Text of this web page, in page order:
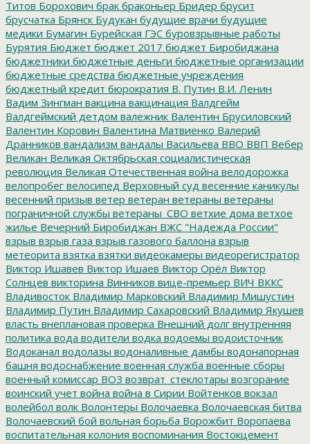
Титов Борохович брак браконьер Бридер брусит
брусчатка Брянск Будукан будущие врачи будущие
медики Бумагин Бурейская ГЭС буровзрывные работы
Бурятия Бюджет бюджет 2017 бюджет Биробиджана
бюджетники бюджетные деньги бюджетные организации
бюджетные средства бюджетные учреждения
бюджетный кредит бюрократия В. Путин В.И. Ленин
Вадим Зингман вакцина вакцинация Валдгейм
Валдгеймский детдом валежник Валентин Брусиловский
Валентин Коровин Валентина Матвиенко Валерий
Дранников вандализм вандалы Васильева ВВО ВВП Вебер
Великан Великая Октябрьская социалистическая
революция Великая Отечественная война велодорожка
велопробег велосипед Верховный суд весенние каникулы
весенний призыв ветер ветеран ветераны ветераны
пограничной службы ветераны_СВО ветхие дома ветхое
жилье Вечерний Биробиджан ВЖС "Надежда России"
взрыв взрыв газа взрыв газового баллона взрыв
метеорита взятка взятки видеокамеры видеорегистратор
Виктор Ишавев Виктор Ишаев Виктор Орёл Виктор
Солнцев викторина Винников вице-премьер ВИЧ ВККС
Владивосток Владимир Марковский Владимир Мишустин
Владимир Путин Владимир Сахаровский Владимир Якушев
власть внеплановая проверка Внешний долг внутренняя
политика вода водители водка водоемы водоисточник
Водоканал водолазы водоналивные дамбы водонапорная
башня водоснабжение военная служба военные сборы
военный комиссар ВОЗ возврат_стеклотары возгорание
воинский учет война война в Сирии Войтенков вокзал
волейбол волк Волонтеры Волочаевка Волочаевская битва
Волочаевский бой вольная борьба Ворожбит Воропаева
воспитательная колония воспоминания Востокцемент